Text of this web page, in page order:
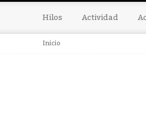
Hilos Actividad
Inicio